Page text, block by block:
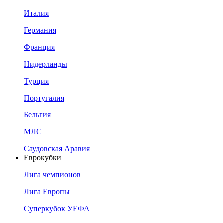
Италия
Германия
Франция
Нидерланды
Турция
Португалия
Бельгия
МЛС
Саудовская Аравия
Еврокубки
Лига чемпионов
Лига Европы
Суперкубок УЕФА